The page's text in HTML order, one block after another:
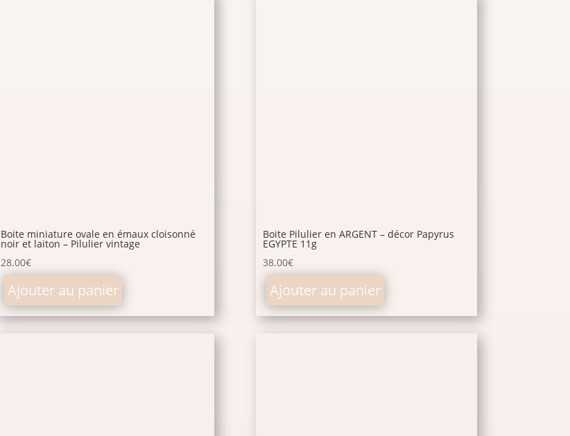
Boite miniature ovale en émaux cloisonné
noir et laiton – Pilulier vintage
28.00€
Ajouter au panier
Boite Pilulier en ARGENT – décor Papyrus
EGYPTE 11g
38.00€
Ajouter au panier